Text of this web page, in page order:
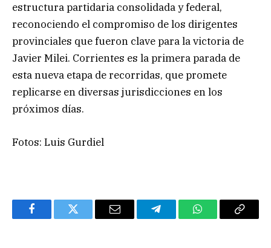
estructura partidaria consolidada y federal,
reconociendo el compromiso de los dirigentes
provinciales que fueron clave para la victoria de
Javier Milei. Corrientes es la primera parada de
esta nueva etapa de recorridas, que promete
replicarse en diversas jurisdicciones en los
próximos días.
Fotos: Luis Gurdiel
FacebookTwitter Email TelegramWhatsAppCopy